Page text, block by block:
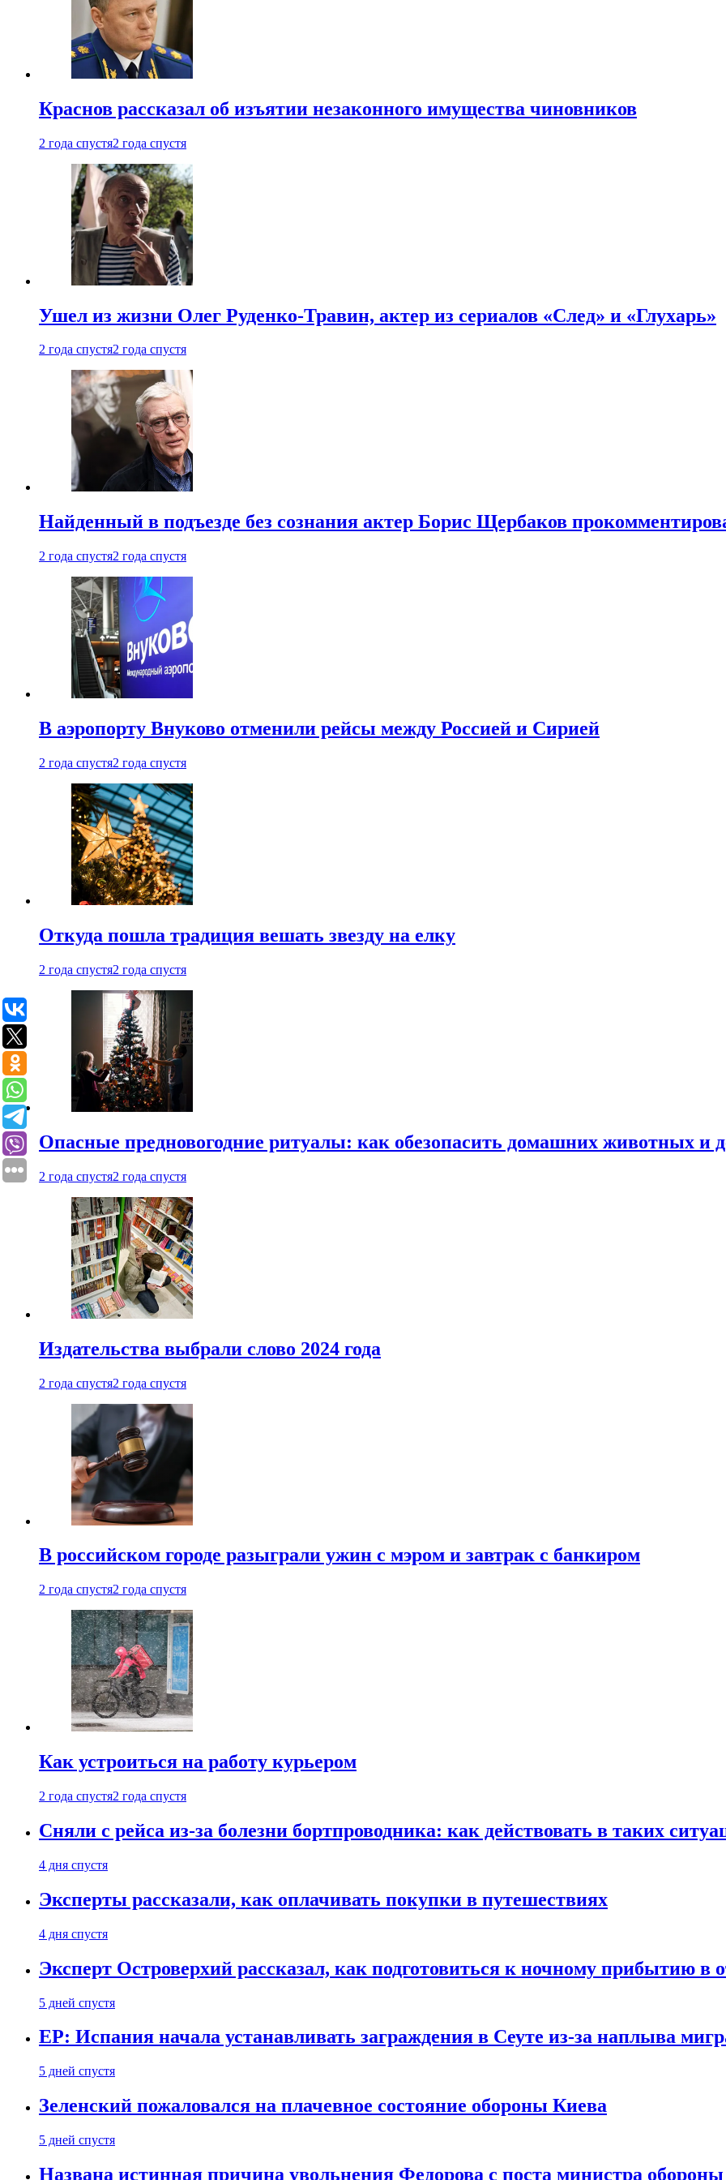
Краснов рассказал об изъятии незаконного имущества чиновников
2 года спустя2 года спустя
Ушел из жизни Олег Руденко-Травин, актер из сериалов «След» и «Глухарь»
2 года спустя2 года спустя
Найденный в подъезде без сознания актер Борис Щербаков
2 года спустя2 года спустя
В аэропорту Внуково отменили рейсы между Россией и Сирией
2 года спустя2 года спустя
Откуда пошла традиция вешать звезду на елку
2 года спустя2 года спустя
Опасные предновогодние ритуалы: как обезопасить домашних животных и
2 года спустя2 года спустя
Издательства выбрали слово 2024 года
2 года спустя2 года спустя
В российском городе разыграли ужин с мэром и завтрак с банкиром
2 года спустя2 года спустя
Как устроиться на работу курьером
2 года спустя2 года спустя
Сняли с рейса из-за болезни бортпроводника: как действовать в таких
4 дня спустя
Эксперты рассказали, как оплачивать покупки в путешествиях
4 дня спустя
Эксперт Островерхий рассказал, как подготовиться к ночному прибытию в
5 дней спустя
EP: Испания начала устанавливать заграждения в Сеуте из-за наплыва
5 дней спустя
Зеленский пожаловался на плачевное состояние обороны Киева
5 дней спустя
Названа истинная причина увольнения Федорова с поста министра